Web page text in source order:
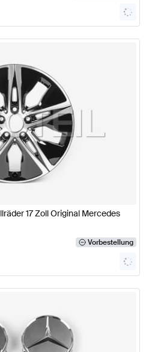
17 Zoll Original Mercedes
Vorbestellung